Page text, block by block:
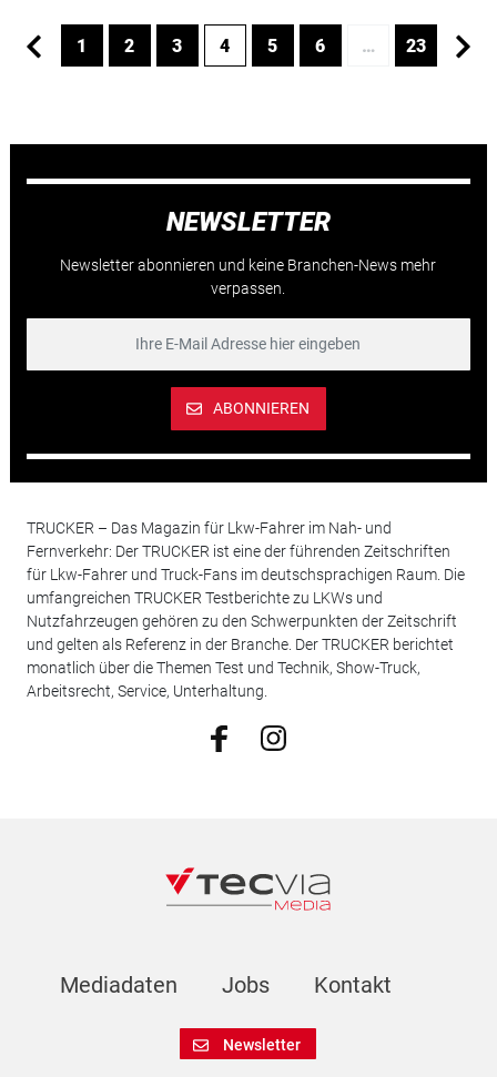
1 2 3 4 5 6 … 23
NEWSLETTER
Newsletter abonnieren und keine Branchen-News mehr
verpassen.
ABONNIEREN
TRUCKER – Das Magazin für Lkw-Fahrer im Nah- und
Fernverkehr: Der TRUCKER ist eine der führenden Zeitschriften
für Lkw-Fahrer und Truck-Fans im deutschsprachigen Raum. Die
umfangreichen TRUCKER Testberichte zu LKWs und
Nutzfahrzeugen gehören zu den Schwerpunkten der Zeitschrift
und gelten als Referenz in der Branche. Der TRUCKER berichtet
monatlich über die Themen Test und Technik, Show-Truck,
Arbeitsrecht, Service, Unterhaltung.
Mediadaten Jobs Kontakt
Newsletter